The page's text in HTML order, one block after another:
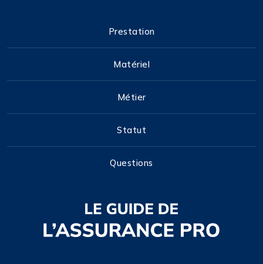
Prestation
Matériel
Métier
Statut
Questions